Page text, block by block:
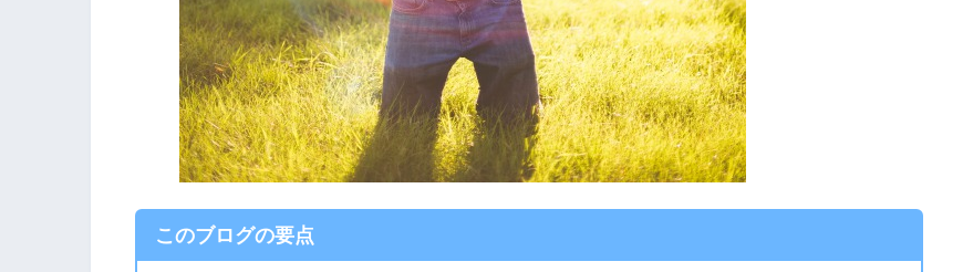
このブログの要点